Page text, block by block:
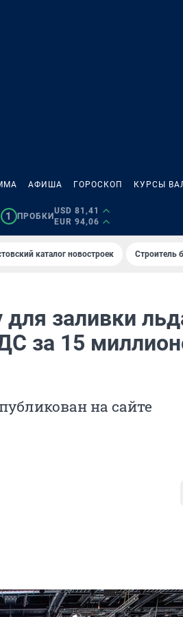
АФИША ГОРОСКОП КУРСЫ
1 ПРОБКИ
USD 81,41
EUR 94,06
каталог новостроек Строитель
заливки
за 15
на сайте